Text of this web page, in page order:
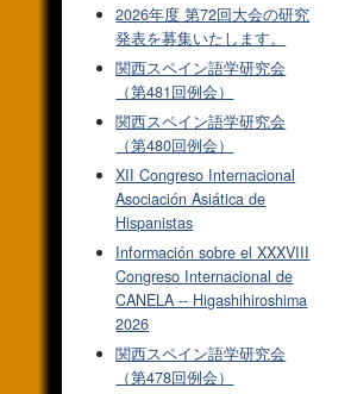
2026年度 第72回大会の研究
発表を募集いたします。
関西スペイン語学研究会
（第481回例会）
関西スペイン語学研究会
（第480回例会）
XII Congreso Internacional
Asociación Asiática de
Hispanistas
Información sobre el XXXVIII
Congreso Internacional de
CANELA -- Higashihiroshima
2026
関西スペイン語学研究会
（第478回例会）